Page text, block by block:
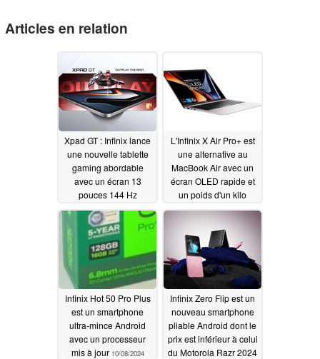
Articles en relation
Xpad GT : Infinix lance
une nouvelle tablette
gaming abordable
avec un écran 13
pouces 144 Hz
05/23/2025
L'Infinix X Air Pro+ est
une alternative au
MacBook Air avec un
écran OLED rapide et
un poids d'un kilo
10/18/2024
Infinix Hot 50 Pro Plus
est un smartphone
ultra-mince Android
avec un processeur
mis à jour 10/08/2024
Infinix Zero Flip est un
nouveau smartphone
pliable Android dont le
prix est inférieur à celui
du Motorola Razr 2024